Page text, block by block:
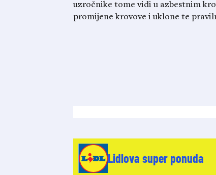
uzročnike tome vidi u azbestnim
promijene krovove i uklone te
Lidlova super ponuda